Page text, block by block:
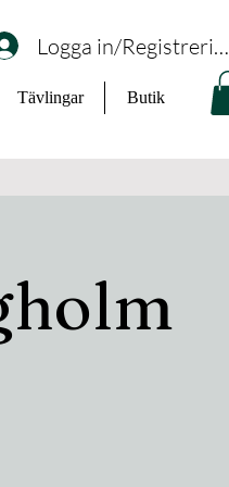
Logga in/Registrering
Tävlingar Butik